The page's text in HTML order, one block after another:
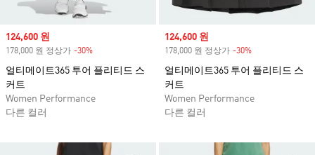
Sale price
124,600 원
178,000 원 정상가 -30%
얼티메이트365 투어 플리티드 스
커트
Women Performance
다른 컬러
Sale price
124,600 원
178,000 원 정상가 -30%
얼티메이트365 투어 플리티드 스
커트
Women Performance
다른 컬러